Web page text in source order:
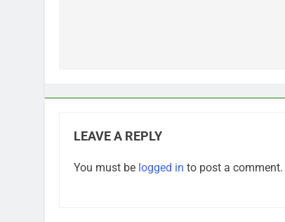
LEAVE A REPLY
You must be logged in to post a comment.